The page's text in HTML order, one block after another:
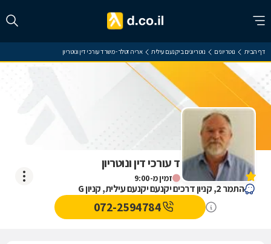
דף הבית נוטריונים נוטריונים ביקנעם עילית אריה זטלר - משרד עורכי דין ונוטריון
זמין מ-9:00
אריה זטלר - משרד עורכי דין ונוטריון
אין עדיין חוות דעת
התמר 2, קניון דרכים יקנעם יקנעם עילית, קניון G
072-2594784